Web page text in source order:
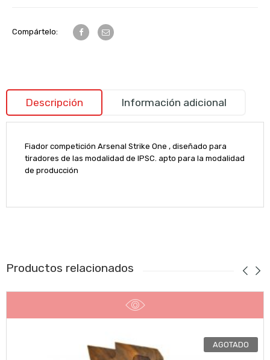
Compártelo:
Descripción Información adicional
Fiador competición Arsenal Strike One , diseñado para
tiradores de las modalidad de IPSC. apto para la modalidad
de producción
Productos relacionados
AGOTADO